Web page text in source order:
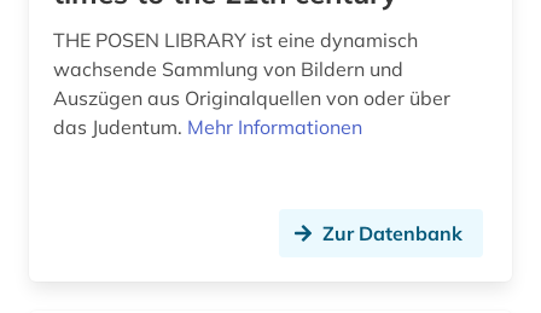
THE POSEN LIBRARY ist eine dynamisch
wachsende Sammlung von Bildern und
Auszügen aus Originalquellen von oder über
das Judentum. Mehr Informationen
Zur Datenbank